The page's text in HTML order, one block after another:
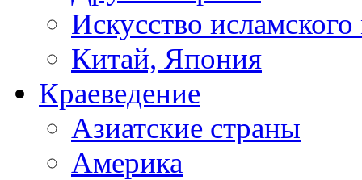
Искусство
Китай, Япония
Краеведение
Азиатские страны
Америка